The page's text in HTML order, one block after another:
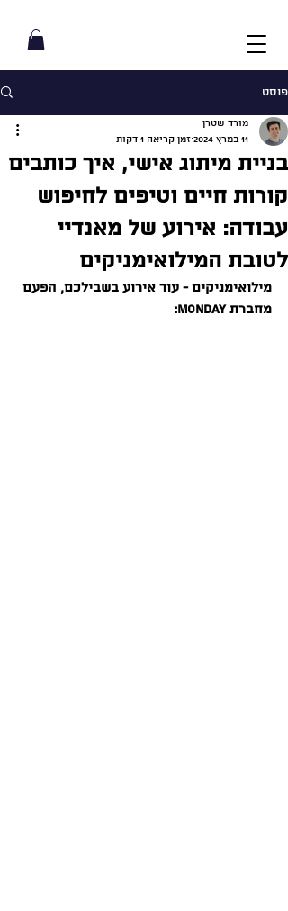
פוסט
בניית מיתוג אישי, איך כותבים
קורות חיים וטיפים לחיפוש
עבודה: אירוע של מאנדיי
לטובת המילואימניקים
מורד שטרן
11 במרץ 2024
זמן קריאה 1 דקות
מילואימניקים - עוד אירוע בשבילכם, הפעם
מחברת Monday: